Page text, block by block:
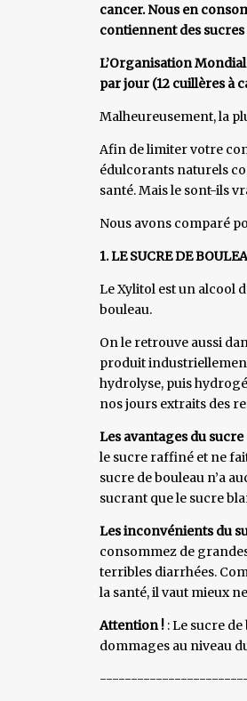
cancer. Nous en
contiennent des sucres
L’Organisation
par jour (12 cuillères à
Malheureusement, la
Afin de limiter votre
édulcorants naturels
santé. Mais le sont-ils
Nous avons comparé
1. LE SUCRE DE
Le Xylitol est un alcool
bouleau.
On le retrouve aussi
produit
hydrolyse, puis
nos jours extraits des
Les avantages du
le sucre raffiné et ne
sucre de bouleau n’a
sucrant que le sucre
Les inconvénients du
consommez de
terribles diarrhées.
la santé, il vaut mieux
Attention ! : Le sucre
dommages au niveau